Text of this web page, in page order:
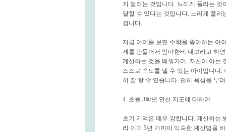
지 말라는 것입니다. 느리게 풀라는
달할 수 있다는 것입니다. 느리게 풀
겁니다.
지금 아이를 보면 수학을 좋아하는 아
제를 만들어서 엄마한테 내보라고 하
계산하는 것을 배워가며, 자신이 아는
스스로 속도를 낼 수 있는 아이입니다
히 잘 할 수 있습니다. 괜히 욕심을 부
4. 초등 3학년 연산 지도에 대하여
초기 기억은 매우 강합니다. 계산하는
라 이미 5년 가까이 익숙한 계산법을